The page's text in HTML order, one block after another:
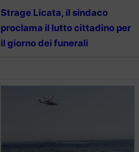
Strage Licata, il sindaco
proclama il lutto cittadino per
il giorno dei funerali